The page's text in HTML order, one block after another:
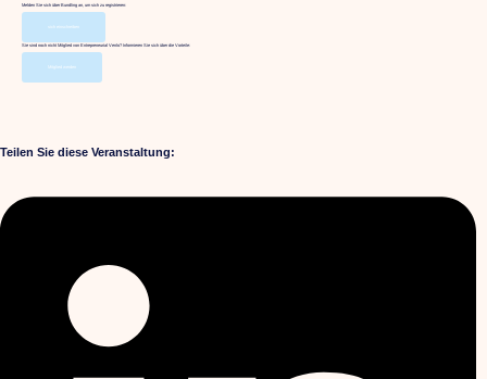
Melden Sie sich über Bundling an, um sich zu registrieren:
sich einschreiben
Sie sind noch nicht Mitglied von Entrepreneurial Venlo? Informieren Sie sich über die Vorteile:
Mitglied werden
Teilen Sie diese Veranstaltung: